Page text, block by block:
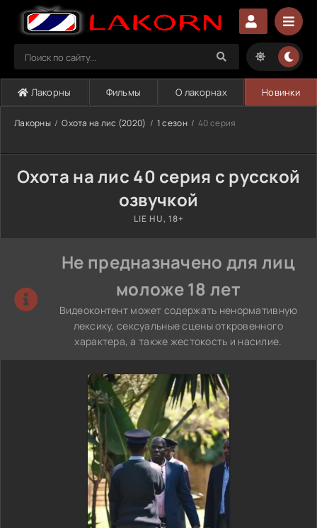
Лакорны Фильмы О лакорнах Новинки
Лакорны Охота на лис (2020) 1 сезон 40 серия
Охота на лис 40 серия с русской
озвучкой
LIE HU, 18+
Не предназначено для лиц
моложе 18 лет
Видеоконтент может содержать ненормативную
лексику, сексуальные сцены откровенного
характера, а также жестокость и насилие.